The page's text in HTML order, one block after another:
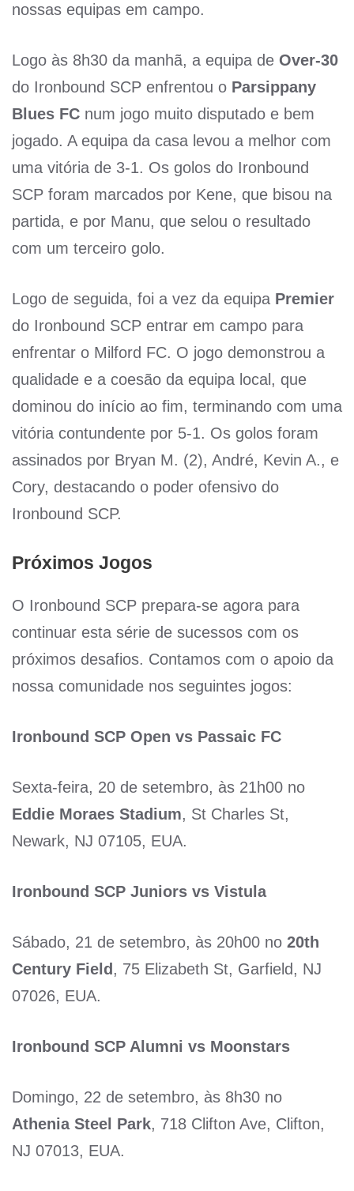
nossas equipas em campo.
Logo às 8h30 da manhã, a equipa de Over-30
do Ironbound SCP enfrentou o Parsippany
Blues FC num jogo muito disputado e bem
jogado. A equipa da casa levou a melhor com
uma vitória de 3-1. Os golos do Ironbound
SCP foram marcados por Kene, que bisou na
partida, e por Manu, que selou o resultado
com um terceiro golo.
Logo de seguida, foi a vez da equipa Premier
do Ironbound SCP entrar em campo para
enfrentar o Milford FC. O jogo demonstrou a
qualidade e a coesão da equipa local, que
dominou do início ao fim, terminando com uma
vitória contundente por 5-1. Os golos foram
assinados por Bryan M. (2), André, Kevin A., e
Cory, destacando o poder ofensivo do
Ironbound SCP.
Próximos Jogos
O Ironbound SCP prepara-se agora para
continuar esta série de sucessos com os
próximos desafios. Contamos com o apoio da
nossa comunidade nos seguintes jogos:
Ironbound SCP Open vs Passaic FC
Sexta-feira, 20 de setembro, às 21h00 no
Eddie Moraes Stadium, St Charles St,
Newark, NJ 07105, EUA.
Ironbound SCP Juniors vs Vistula
Sábado, 21 de setembro, às 20h00 no 20th
Century Field , 75 Elizabeth St, Garfield, NJ
07026, EUA.
Ironbound SCP Alumni vs Moonstars
Domingo, 22 de setembro, às 8h30 no
Athenia Steel Park, 718 Clifton Ave, Clifton,
NJ 07013, EUA.